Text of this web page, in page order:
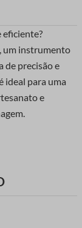
um instrumento
de precisão e
ideal para uma
e